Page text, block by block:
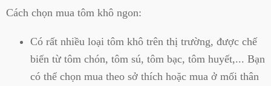
Cách chọn mua tôm khô ngon:
Có rất nhiều loại tôm khô trên thị trường, được chế
biến từ tôm chón, tôm sú, tôm bạc, tôm huyết,... Bạn
có thể chọn mua theo sở thích hoặc mua ở mối thân